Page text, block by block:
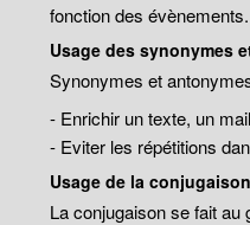
fonction des évènements.
Usage des synonymes
Synonymes et
- Enrichir un texte, un
- Eviter les répétitions
Usage de la conjugaison
La conjugaison se fait au